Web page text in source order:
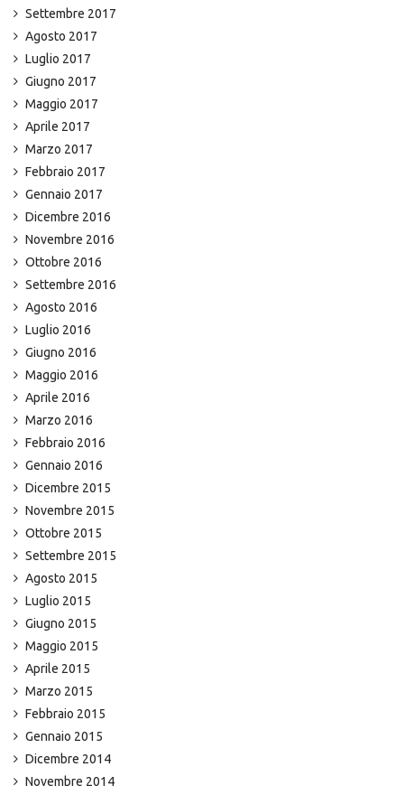
Settembre 2017
Agosto 2017
Luglio 2017
Giugno 2017
Maggio 2017
Aprile 2017
Marzo 2017
Febbraio 2017
Gennaio 2017
Dicembre 2016
Novembre 2016
Ottobre 2016
Settembre 2016
Agosto 2016
Luglio 2016
Giugno 2016
Maggio 2016
Aprile 2016
Marzo 2016
Febbraio 2016
Gennaio 2016
Dicembre 2015
Novembre 2015
Ottobre 2015
Settembre 2015
Agosto 2015
Luglio 2015
Giugno 2015
Maggio 2015
Aprile 2015
Marzo 2015
Febbraio 2015
Gennaio 2015
Dicembre 2014
Novembre 2014